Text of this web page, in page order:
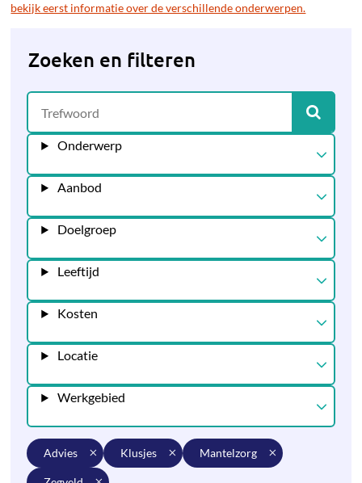
bekijk eerst informatie over de verschillende onderwerpen.
Zoeken en filteren
Onderwerp
Aanbod
Doelgroep
Leeftijd
Kosten
Locatie
Werkgebied
advies klusjes mantelzorg